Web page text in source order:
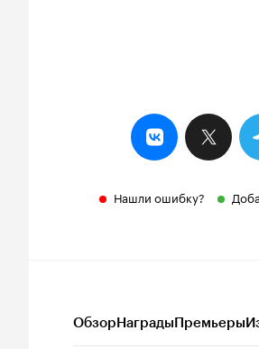
Нашли ошибку?
ОбзорНаградыПремьеры